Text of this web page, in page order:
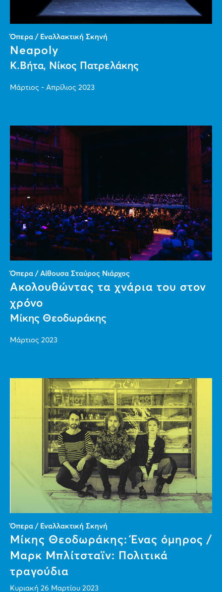
Όπερα / Εναλλακτική Σκηνή
Neapoly
Κ.Βήτα, Νίκος Πατρελάκης
Μάρτιος - Απρίλιος 2023
Όπερα / Αίθουσα Σταύρος Νιάρχος
Ακολουθώντας τα χνάρια του στον
χρόνο
Μίκης Θεοδωράκης
Μάρτιος 2023
Όπερα / Εναλλακτική Σκηνή
Μίκης Θεοδωράκης: Ένας όμηρος /
Μαρκ Μπλίτσταϊν: Πολιτικά
τραγούδια
Κυριακή 26 Μαρτίου 2023